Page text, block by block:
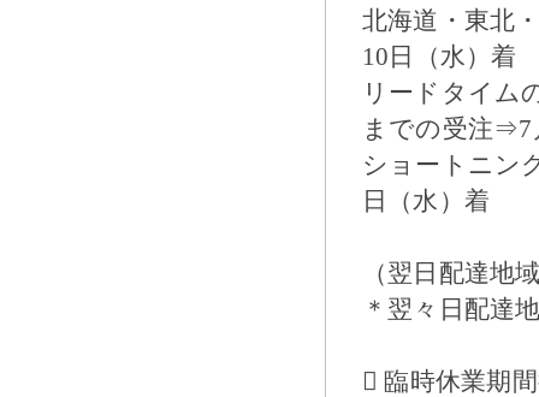
北海道・東北
10日（水）着
リードタイム
までの受注⇒7
ショートニン
日（水）着
（翌日配達地
＊翌々日配達
 臨時休業期